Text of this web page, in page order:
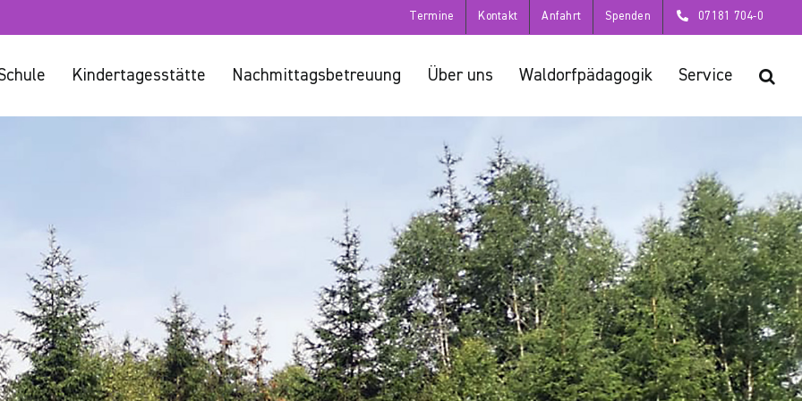
Termine Kontakt Anfahrt Spenden 07181 704-0
Kindertagesstätte Nachmittagsbetreuung Über uns Waldorfpädagogik Service